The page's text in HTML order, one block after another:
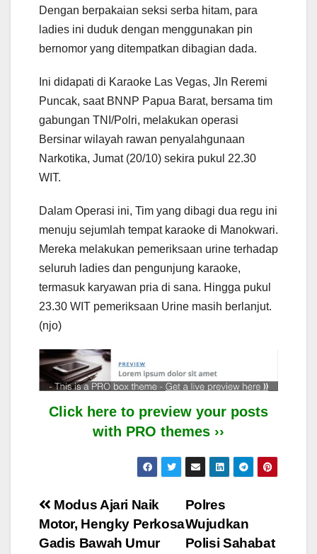
Dengan berpakaian seksi serba hitam, para
ladies ini duduk dengan menggunakan pin
bernomor yang ditempatkan dibagian dada.
Ini didapati di Karaoke Las Vegas, Jln Reremi
Puncak, saat BNNP Papua Barat, bersama tim
gabungan TNI/Polri, melakukan operasi
Bersinar wilayah rawan penyalahgunaan
Narkotika, Jumat (20/10) sekira pukul 22.30
WIT.
Dalam Operasi ini, Tim yang dibagi dua regu ini
menuju sejumlah tempat karaoke di Manokwari.
Mereka melakukan pemeriksaan urine terhadap
seluruh ladies dan pengunjung karaoke,
termasuk karyawan pria di sana. Hingga pukul
23.30 WIT pemeriksaan Urine masih berlanjut.
(njo)
Click here to preview your posts
with PRO themes ››
Post
navigation
Polres
Wujudkan
Polisi Sahabat
Modus Ajari Naik
Motor, Hengky Perkosa
Gadis Bawah Umur